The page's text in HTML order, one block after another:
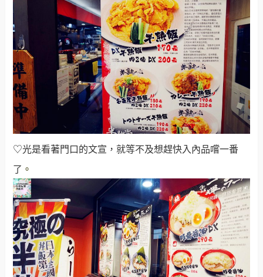
♡光是看著門口的文宣，就等不及想趕快入內品嚐一番
了 。